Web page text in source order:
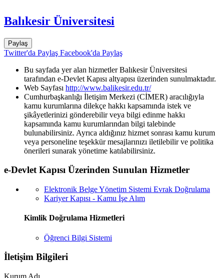
Balıkesir Üniversitesi
Paylaş
Twitter'da Paylaş Facebook'da Paylaş
Bu sayfada yer alan hizmetler Balıkesir Üniversitesi
tarafından e-Devlet Kapısı altyapısı üzerinden sunulmaktadır.
Web Sayfası http://www.balikesir.edu.tr/
Cumhurbaşkanlığı İletişim Merkezi (CİMER) aracılığıyla
kamu kurumlarına dilekçe hakkı kapsamında istek ve
şikâyetlerinizi gönderebilir veya bilgi edinme hakkı
kapsamında kamu kurumlarından bilgi talebinde
bulunabilirsiniz. Ayrıca aldığınız hizmet sonrası kamu kurum
veya personeline teşekkür mesajlarınızı iletilebilir ve politika
önerileri sunarak yönetime katılabilirsiniz.
e-Devlet Kapısı Üzerinden Sunulan Hizmetler
Elektronik Belge Yönetim Sistemi Evrak Doğrulama
Kariyer Kapısı - Kamu İşe Alım
Kimlik Doğrulama Hizmetleri
Öğrenci Bilgi Sistemi
İletişim Bilgileri
Kurum Adı